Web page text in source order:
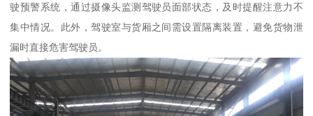
驶预警系统，通过摄像头监测驾驶员面部状态，及时提醒注意力不
集中情况。此外，驾驶室与货厢之间需设置隔离装置，避免货物泄
漏时直接危害驾驶员。​